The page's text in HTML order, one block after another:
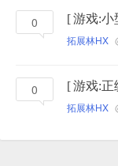
0 [游戏:小
拓展林HX
0 [游戏:正
拓展林HX